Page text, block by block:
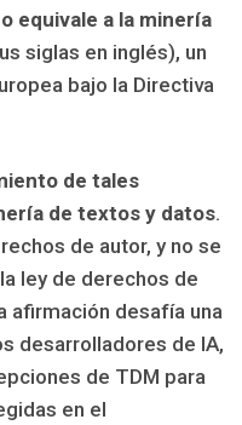
equivale a la minería
siglas en inglés), un
bajo la Directiva
de tales
de textos y datos.
de autor, y no se
ley de derechos de
afirmación desafía una
desarrolladores de IA,
de TDM para
en el